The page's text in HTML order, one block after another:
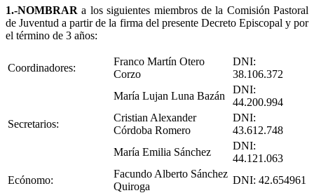
1.-NOMBRARa los siguientes miembros de la Comisión Pastoral
de Juventud a partir de la firma del presente Decreto Episcopal y por
el término de 3 años:
Coordinadores:
Franco Martín Otero
Corzo
DNI:
38.106.372
María Lujan Luna Bazán
DNI:
44.200.994
Secretarios:
Cristian Alexander
Córdoba Romero
DNI:
43.612.748
María Emilia Sánchez
DNI:
44.121.063
Ecónomo:
Facundo Alberto Sánchez
Quiroga
DNI: 42.654961